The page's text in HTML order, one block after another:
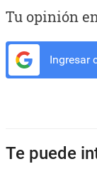
Tu opinión
Ingresar
Te puede